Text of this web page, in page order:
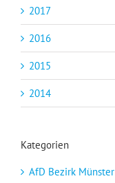
2017
2016
2015
2014
Kategorien
AfD Bezirk Münster